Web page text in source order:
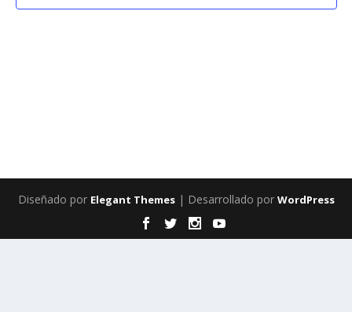
Diseñado por Elegant Themes| Desarrollado por WordPress